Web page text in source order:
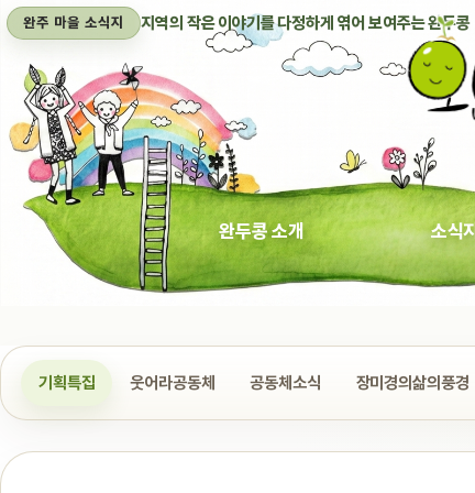
완주 마을 소식지 지역의 작은 이야기를 다정하게 엮어 보여주는 완두콩
완두콩 소개 소식지
기획특집 웃어라공동체 공동체소식 장미경의삶의풍경